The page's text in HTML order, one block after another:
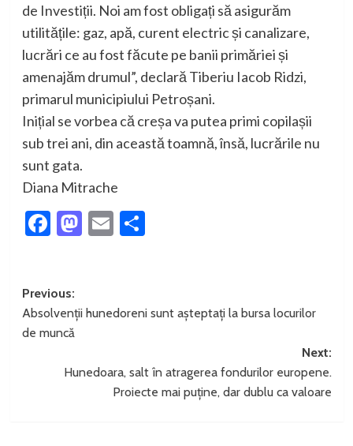
de Investiții. Noi am fost obligați să asigurăm
utilitățile: gaz, apă, curent electric și canalizare,
lucrări ce au fost făcute pe banii primăriei și
amenajăm drumul”, declară Tiberiu Iacob Ridzi,
primarul municipiului Petroșani.
Inițial se vorbea că creșa va putea primi copilașii
sub trei ani, din această toamnă, însă, lucrările nu
sunt gata.
Diana Mitrache
Facebook
Mastodon
EmailPartajează
Post
navigation
Previous:
Absolvenții hunedoreni sunt așteptați la bursa locurilor
de muncă
Next:
Hunedoara, salt în atragerea fondurilor europene.
Proiecte mai puține, dar dublu ca valoare